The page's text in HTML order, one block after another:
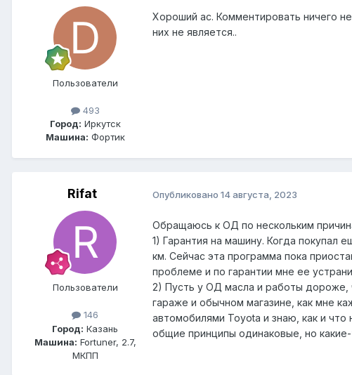
Пользователи
493
Город: Иркутск
Машина: Фортик
Хороший ас. Комментировать ничего
них не является..
Rifat
Пользователи
146
Город: Казань
Машина: Fortuner, 2.7,
МКПП
Опубликовано 14 августа, 2023
Обращаюсь к ОД по нескольким
1) Гарантия на машину. Когда
км. Сейчас эта программа пока
проблеме и по гарантии мне ее
2) Пусть у ОД масла и работы дороже,
гараже и обычном магазине, как мне
автомобилями Toyota и знаю, как и
общие принципы одинаковые, но